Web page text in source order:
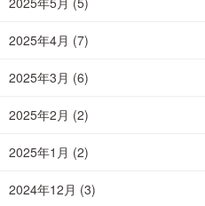
2025年4月 (7)
2025年3月 (6)
2025年2月 (2)
2025年1月 (2)
2024年12月 (3)